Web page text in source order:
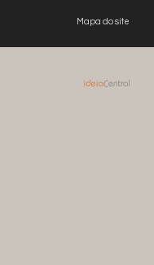
Mapa do site